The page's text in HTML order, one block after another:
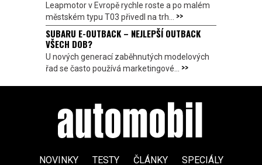
Leapmotor v Evropě rychle roste a po malém
městském typu T03 přivedl na trh... >>
SUBARU E-OUTBACK – NEJLEPŠÍ OUTBACK
VŠECH DOB?
U nových generací zaběhnutých modelových
řad se často používá marketingové... >>
NOVINKY TESTY ČLÁNKY SPECIÁLY